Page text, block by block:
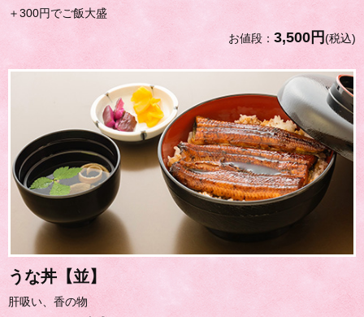
＋300円でご飯大盛
お値段： 3,500円(税込)
うな丼【並】
肝吸い、香の物